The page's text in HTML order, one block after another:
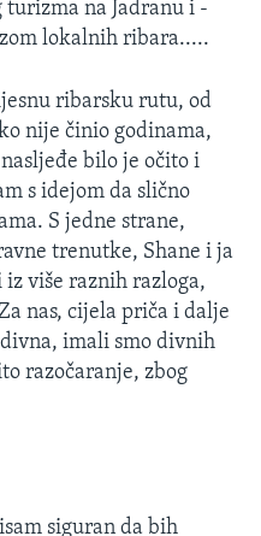
na Jadranu i -
lokalnih ribara.....
ribarsku rutu, od
nije činio godinama,
bilo je očito i
s idejom da slično
S jedne strane,
trenutke, Shane i ja
iz više raznih razloga,
nas, cijela priča i dalje
imali smo divnih
razočaranje, zbog
siguran da bih